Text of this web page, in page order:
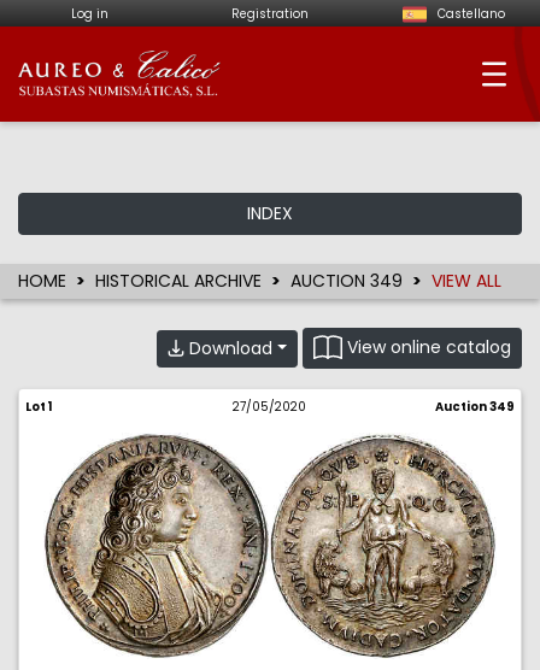
Log in Registration Castellano
Aureo & Calicó -
INDEX
HOME HISTORICAL ARCHIVE AUCTION 349 VIEW ALL
Download View online catalog
Lot 1 27/05/2020 Auction 349